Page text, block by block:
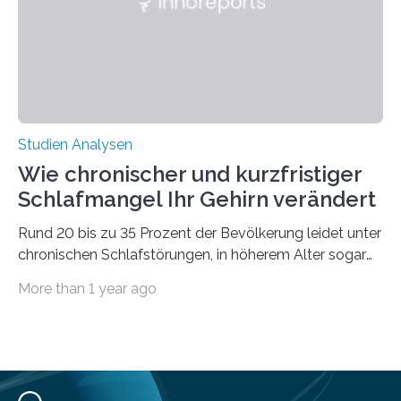
Studien Analysen
Wie chronischer und kurzfristiger
Schlafmangel Ihr Gehirn verändert
Rund 20 bis zu 35 Prozent der Bevölkerung leidet unter
chronischen Schlafstörungen, in höherem Alter sogar
Erwachsene kennt zudem ein kurzfristiges Schlafdefizit:
Forscher:innen konnten in einer aktuellen Metastudie
More than 1 year ago